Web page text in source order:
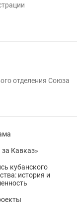
отделения Союза
за Кавказ»
кубанского
история и